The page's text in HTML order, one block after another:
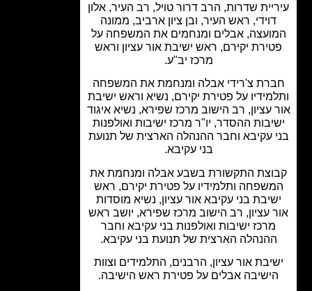
שדרות, הרב דרור טויל, רב העיר, אלון
ראש העיר, ובן ציון ארביב, ממונה
אבלים ומנחמים את המשפחה על
יקירם, ראש ישיבת אור עציון וראש
מרכז יב"ע.
צ'רידי אבלה ומנחמת את המשפחה
על פטירת יקירם, נשיא וראש ישיבת
עציון, רב הישוב מרכז שפירא, נשיא איגוד
ההסדר, יו"ר מרכז ישיבות ואולפנות
עקיבא וחבר ההנהלה הארצית של תנועת
בני עקיבא.
התקשורת בשבע אבלה ומנחמת את
ותלמידיו על פטירת יקירם, ראש
בני עקיבא אור עציון, נשיא מוסדות
עציון, רב הישוב מרכז שפירא, יושב ראש
מרכז ישיבות ואולפנות בני עקיבא וחבר
הארצית של תנועת בני עקיבא.
אור עציון, הרבנים, התלמידים וצוות
אבלים על פטירת ראש הישיבה.